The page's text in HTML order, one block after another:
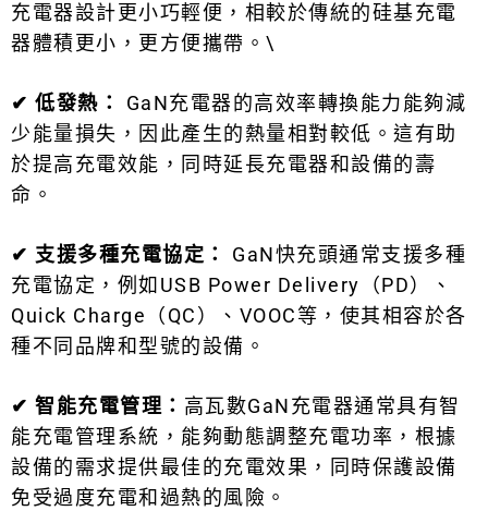
充電器設計更小巧輕便，相較於傳統的硅基充電
器體積更小，更方便攜帶。\
✔ 低發熱：
GaN充電器的高效率轉換能力能夠減
少能量損失，因此產生的熱量相對較低。這有助
於提高充電效能，同時延長充電器和設備的壽
命。
✔ 支援多種充電協定：
GaN快充頭通常支援多種
充電協定，例如USB Power Delivery（PD）、
Quick Charge（QC）、VOOC等，使其相容於各
種不同品牌和型號的設備。
✔ 智能充電管理： 高瓦數GaN充電器通常具有智
能充電管理系統，能夠動態調整充電功率，根據
設備的需求提供最佳的充電效果，同時保護設備
免受過度充電和過熱的風險。